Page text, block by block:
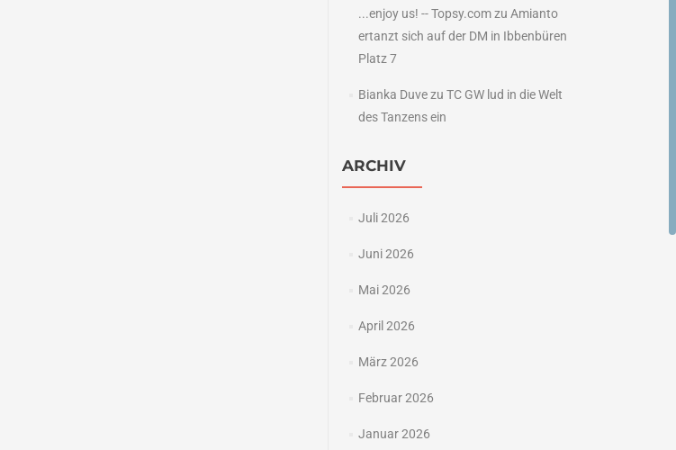
...enjoy us! -- Topsy.comzu Amianto
ertanzt sich auf der DM in Ibbenbüren
Platz 7
Bianka Duvezu TC GW lud in die Welt
des Tanzens ein
ARCHIV
Juli 2026
Juni 2026
Mai 2026
April 2026
März 2026
Februar 2026
Januar 2026